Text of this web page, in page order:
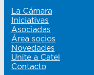
La Cámara
Iniciativas
Asociadas
Área socios
Novedades
Unite a Catel
Contacto